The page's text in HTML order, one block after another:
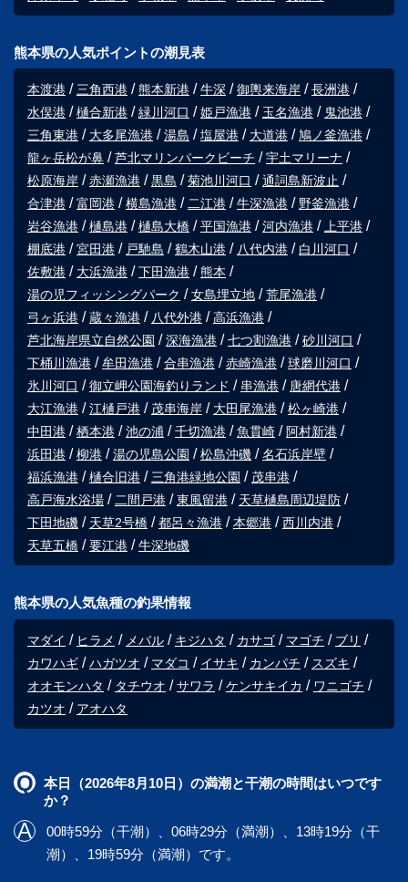
熊本県の人気ポイントの潮見表
本渡港 三角西港 熊本新港 牛深 御輿来海岸
長洲港
水俣港
樋合新港 緑川河口 姫戸漁港 玉名漁港
鬼池港
三角東港
大多尾漁港 湯島 塩屋港 大道港
鳩ノ釜漁港
龍ヶ岳松が鼻
芦北マリンパークビーチ
宇土マリーナ
松原海岸
赤瀬漁港 黒島 菊池川河口
通詞島新波止
合津港
富岡港 横島漁港 二江港 牛深漁港
野釜漁港
岩谷漁港
樋島港 樋島大橋 平国漁港 河内漁港
上平港
棚底港
宮田港 戸馳島 鶴木山港 八代内港
白川河口
佐敷港
大浜漁港 下田漁港
熊本
湯の児フィッシングパーク
女島埋立地
荒尾漁港
弓ヶ浜港
蔵々漁港 八代外港
高浜漁港
芦北海岸県立自然公園
深海漁港 七つ割漁港
砂川河口
下桶川漁港
牟田漁港 合串漁港 赤崎漁港
球磨川河口
氷川河口
御立岬公園海釣りランド 串漁港
唐網代港
大江漁港
江樋戸港 茂串海岸 大田尾漁港
松ヶ崎港
中田港
栖本港 池の浦 千切漁港 魚貫崎
阿村新港
浜田港
柳港 湯の児島公園 松島沖磯
名石浜岸壁
福浜漁港
樋合旧港 三角港緑地公園
茂串港
高戸海水浴場
二間戸港 東風留港
天草樋島周辺堤防
下田地磯
天草2号橋 都呂々漁港 本郷港
西川内港
天草五橋
要江港 牛深地磯
熊本県の人気魚種の釣果情報
マダイ ヒラメ メバル キジハタ カサゴ マゴチ
ブリ
カワハギ
ハガツオ マダコ イサキ カンパチ
スズキ
オオモンハタ
タチウオ サワラ ケンサキイカ
ワニゴチ
カツオ
アオハタ
本日（2026年8月10日）の満潮と干潮の時間はいつです
か？
00時59分（干潮）、06時29分（満潮）、13時19分（干
潮）、19時59分（満潮）です。